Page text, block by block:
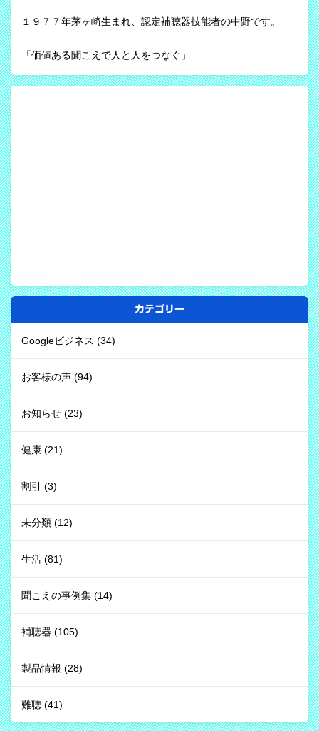
１９７７年茅ヶ崎生まれ、認定補聴器技能者の中野です。
「価値ある聞こえで人と人をつなぐ」
カテゴリー
Googleビジネス (34)
お客様の声 (94)
お知らせ (23)
健康 (21)
割引 (3)
未分類 (12)
生活 (81)
聞こえの事例集 (14)
補聴器 (105)
製品情報 (28)
難聴 (41)